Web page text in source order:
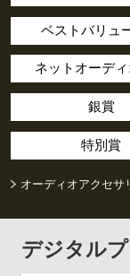
ベストバリュ
ネットオーデ
銀賞
特別賞
オーディオアクセサ
デジタル